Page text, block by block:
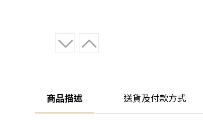
商品描述 送貨及付款方式